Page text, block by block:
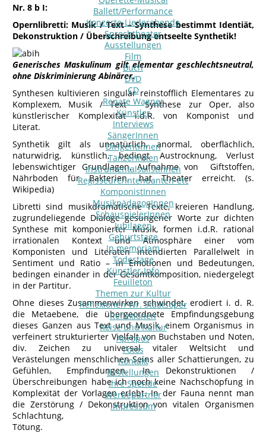
Ballett/Performance
Konzerte-Liederabende
Sprechtheater
Ausstellungen
Film
Buch
DVD
CD
Renate Wagner
Künstler
Interviews
SängerInnen
DirigentInnen
TänzerInnen
InstrumentalsolistInnen
Regisseure/Intendanten-etc
KomponistInnen
MusikpädagogInnen
SchauspielerInnen
Jubilaeen
Geburtstage
In memoriam
Todestage
Künstler-Info
Feuilleton
Themen zur Kultur
Reflexionen Wr. Staatsoper
Reflexionen
Reise und Kultur
Apropos
Fotos
Kontakt
Bestellungen
Ihre Spende
Werbepartner
Impressum
Nr. 8 b I:
Opernlibretti: Musik / Text – Synthese bestimmt Identiät,
Dekonstruktion / Überschreibung entseelte Synthetik!
Generisches Maskulinum gilt elementar geschlechtsneutral,
ohne Diskriminierung Abinärer.
Synthesen kultivieren singulär reinstofflich Elementares zu
Komplexem, Musik / Text – Synthese zur Oper, also
künstlerischer Komplexität i.d.R. von Komponist und
Literat.
Synthetik gilt als unnatürlich, anormal, oberflächlich,
naturwidrig, künstlich, bedingt Austrocknung, Verlust
lebenswichtiger Grundlagen, Aufnahme von Giftstoffen,
Nährboden für Bakterien, hat Theater erreicht. (s.
Wikipedia)
Libretti sind musikdramatische Texte, kreieren Handlung,
zugrundeliegende Dialoge gesungener Worte zur dichten
Synthese mit komponierter Musik, formen i.d.R. rational
irrationalen Kontext und Atmosphäre einer vom
Komponisten und Literaten intendierten Parallelwelt in
Sentiment und Ratio – in Emotionen und Bedeutungen,
bedingen einander in der Gesamtkomposition, niedergelegt
in der Partitur.
Ohne dieses Zusammenwirken schwindet, erodiert i. d. R.
die Metaebene, die übergeordnete Empfindungsgebung
dieses Ganzen aus Text und Musik, einem Organismus in
verfeinert strukturierter Vielfalt von Buchstaben und Noten,
div. Zeichen zu universal vitaler Weltsicht und
Verästelungen menschlichen Seins aller Schattierungen, zu
Gefühlen, Empfindungen. In Dekonstruktionen /
Überschreibungen habe ich noch keine Nachschöpfung in
Komplexität der Vorlagen erlebt. In der Fauna nennt man
die Zerstörung / Dekonstruktion von vitalen Organismen
Schlachtung,